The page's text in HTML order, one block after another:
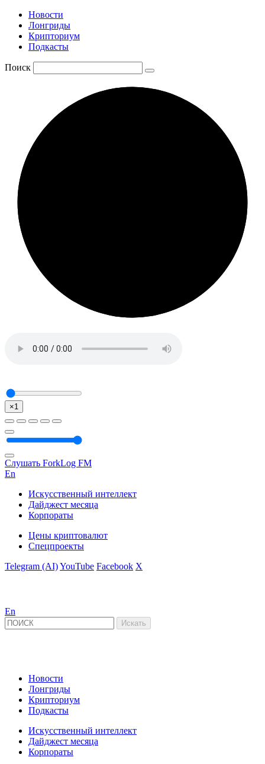
Новости
Лонгриды
Крипториум
Подкасты
Поиск
×1
Слушать ForkLog FM
En
Искусственный интеллект
Дайджест месяца
Корпораты
Цены криптовалют
Спецпроекты
Telegram (AI)YouTube Facebook X
En
Новости
Лонгриды
Крипториум
Подкасты
Искусственный интеллект
Дайджест месяца
Корпораты